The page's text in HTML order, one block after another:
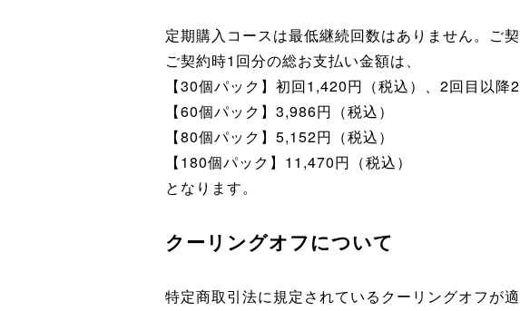
定期購入コースは最低継続回数はありません。ご
ご契約時1回分の総お支払い金額は、
【30個パック】初回1,420円（税込）、2回目以降
【60個パック】3,986円（税込）
【80個パック】5,152円（税込）
【180個パック】11,470円（税込）
となります。
クーリングオフについて
特定商取引法に規定されているクーリングオフが